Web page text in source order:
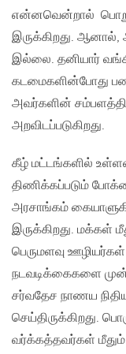
என்னவென்றால்
இருக்கிறது. ஆனால்,
இல்லை. தனியார்
கடமைகளின்போது
அவர்களின்
அறவிடப்படுகிறது.
கீழ் மட்டங்களில்
திணிக்கப்படும்
அரசாங்கம்
இருக்கிறது. மக்கள்
பெருமளவு ஊழியர்கள்
நடவடிக்கைகளை
சர்வதேச நாணய
செய்திருக்கிறது.
வர்க்கத்தவர்கள் மீதும்